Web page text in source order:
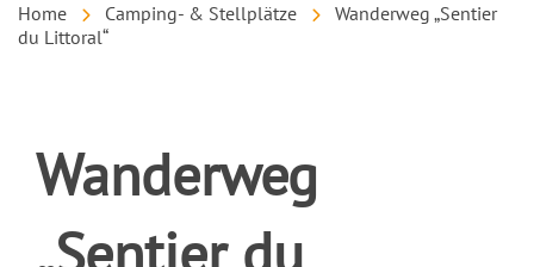
Home Camping- & Stellplätze
Wanderweg „Sentier
du Littoral“
Wanderweg